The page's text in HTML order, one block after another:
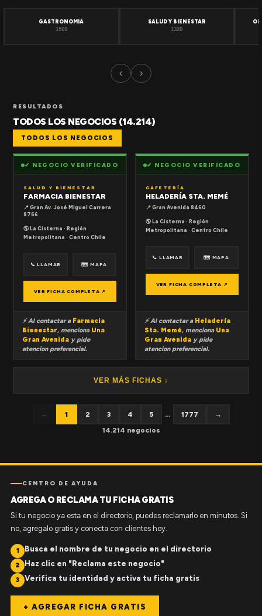
GASTRONOMIA
1508
SALUD Y BIENESTAR
1320
‹ ›
RESULTADOS
TODOS LOS NEGOCIOS (14.214)
TODOS LOS NEGOCIOS
✔ NEGOCIO VERIFICADO
SALUD Y BIENESTAR
FARMACIA BIENESTAR
📍 Gran Av. José Miguel Carrera
8766
🌎 La Cisterna · Región
Metropolitana · Centro Chile
📞 LLAMAR 🗺 MAPA
VER FICHA COMPLETA ↗
⚡ Al contactar a Farmacia
Bienestar, menciona Una
Gran Avenida y pide
atencion preferencial.
✔ NEGOCIO VERIFICADO
CAFETERÍA
HELADERÍA STA. MEMÉ
📍 Gran Avenida 8460
🌎 La Cisterna · Región
Metropolitana · Centro Chile
📞 LLAMAR 🗺 MAPA
VER FICHA COMPLETA ↗
⚡ Al contactar a Heladería
Sta. Memé, menciona Una
Gran Avenida y pide
atencion preferencial.
VER MÁS FICHAS ↓
← 1 2 3 4 5 ... 1777
→
14.214 negocios
CENTRO DE AYUDA
AGREGA O RECLAMA TU FICHA GRATIS
Si tu negocio ya esta en el directorio, puedes reclamarlo en minutos. Si
no, agregalo gratis y conecta con clientes hoy.
1 Busca el nombre de tu negocio en el directorio
2 Haz clic en "Reclama este negocio"
3 Verifica tu identidad y activa tu ficha gratis
+ AGREGAR FICHA GRATIS